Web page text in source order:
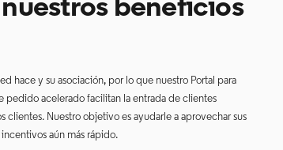
beneficios
hace y su asociación, por lo que nuestro Portal para
pedido acelerado facilitan la entrada de clientes
clientes. Nuestro objetivo es ayudarle a aprovechar sus
aún más rápido.